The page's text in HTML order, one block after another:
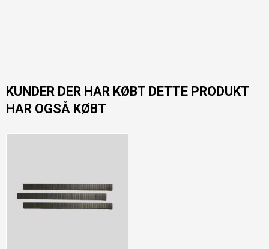
KUNDER DER HAR KØBT DETTE PRODUKT
HAR OGSÅ KØBT